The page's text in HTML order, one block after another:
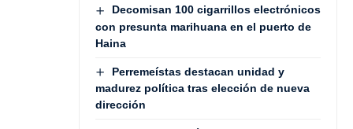
Decomisan 100 cigarrillos electrónicos
con presunta marihuana en el puerto de
Haina
Perremeístas destacan unidad y
madurez política tras elección de nueva
dirección